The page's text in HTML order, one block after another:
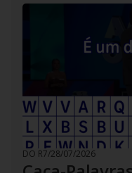
DO R7/28/07/2026